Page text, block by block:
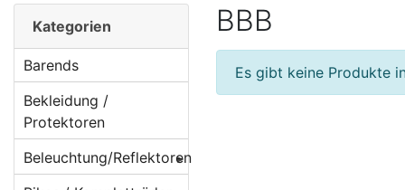
BBB
Es gibt keine Produkte
Kategorien
Barends
Bekleidung /
Protektoren
Beleuchtung/Reflektoren